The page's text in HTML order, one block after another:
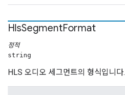
HlsSegmentFormat
정적
string
HLS 오디오 세그먼트의 형식입니다.